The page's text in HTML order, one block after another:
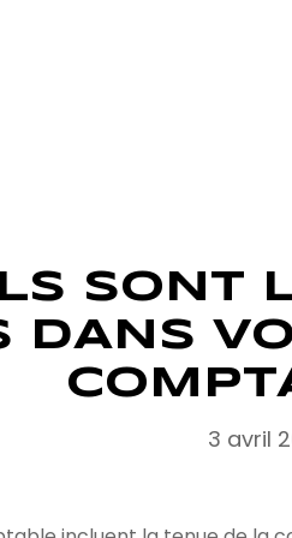
SONT
DANS
3 avril